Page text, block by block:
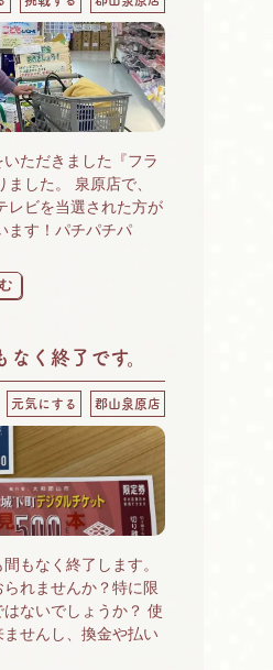
ただきました『フラ
した。 泉原店で、
レビを当選された方が
ます！パチパチパ
気が上がる店なんです⤴” の
く終了です。
元気にする 郡山泉原店
もなく終了します。
れませんか？特に限
ないでしょうか？ 使
せんし、換金や払い